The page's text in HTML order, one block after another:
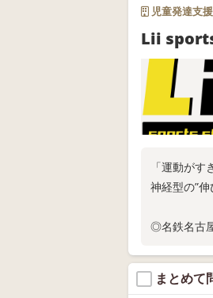
児童発達支
Lii
「運動がす
神経型の”
◎名鉄名古
◎スタジオ
お電話また
まとめて